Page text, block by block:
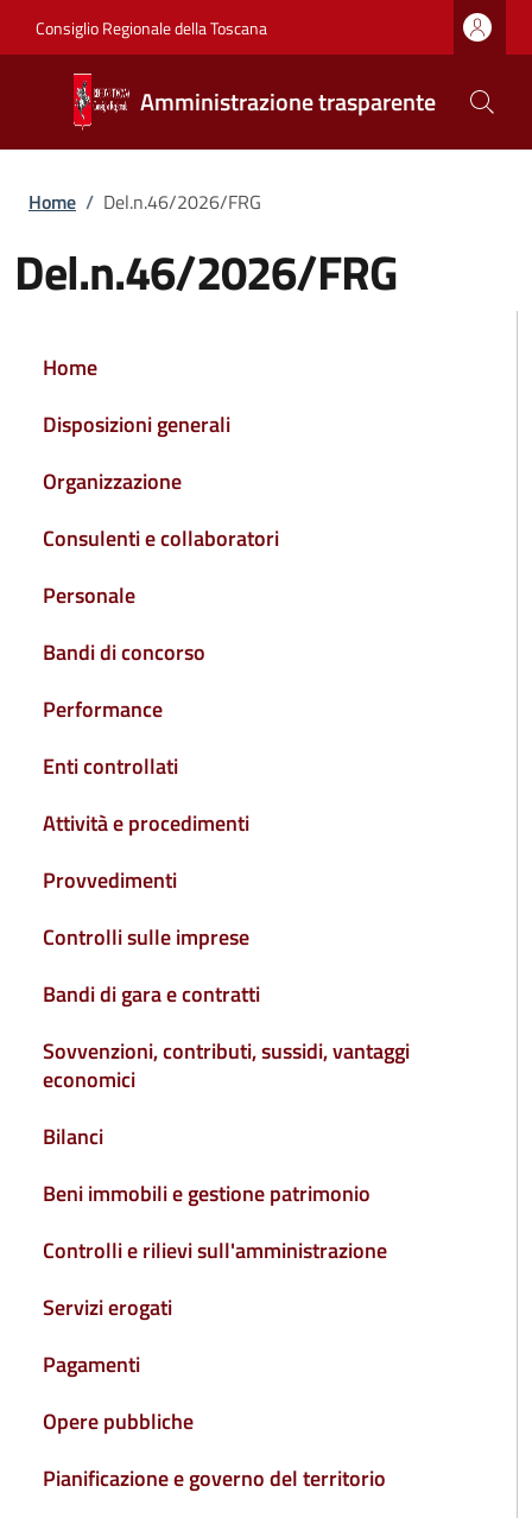
Consiglio Regionale della Toscana
Amministrazione trasparente
Briciole di pane
Home / Del.n.46/2026/FRG
Del.n.46/2026/FRG
NAVIGAZIONE PRINCIPALE
Home
Disposizioni generali
Organizzazione
Consulenti e collaboratori
Personale
Bandi di concorso
Performance
Enti controllati
Attività e procedimenti
Provvedimenti
Controlli sulle imprese
Bandi di gara e contratti
Sovvenzioni, contributi, sussidi, vantaggi
economici
Bilanci
Beni immobili e gestione patrimonio
Controlli e rilievi sull'amministrazione
Servizi erogati
Pagamenti
Opere pubbliche
Pianificazione e governo del territorio